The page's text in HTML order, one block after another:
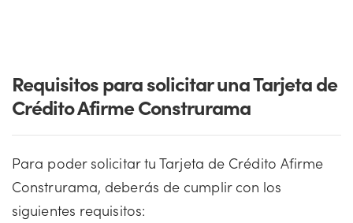
Requisitos para solicitar una Tarjeta de
Crédito Afirme Construrama
Para poder solicitar tu Tarjeta de Crédito Afirme
Construrama, deberás de cumplir con los
siguientes requisitos: